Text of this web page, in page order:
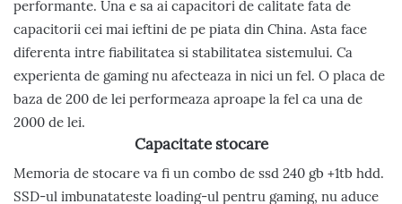
performante. Una e sa ai capacitori de calitate fata de
capacitorii cei mai ieftini de pe piata din China. Asta face
diferenta intre fiabilitatea si stabilitatea sistemului. Ca
experienta de gaming nu afecteaza in nici un fel. O placa de
baza de 200 de lei performeaza aproape la fel ca una de
2000 de lei.
Capacitate stocare
Memoria de stocare va fi un combo de ssd 240 gb +1tb hdd.
SSD-ul imbunatateste loading-ul pentru gaming, nu aduce